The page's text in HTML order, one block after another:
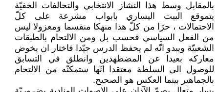
بالمقابل وسط هذا النشاز الانتخابي والتحالفات الخفيّة
يتموقع البيت اليساري بابواب مشرعة على كلّ
الاحتمالات ، حرّا من كلّ هذا منهكا منقسما ومعزولا ليس
من الفعل السياسي فحسب بل ومن الالتحام بالطبقات
الشعبيّة ويبدو انّه لم يحفظ الدرس جيّدا فاختار ان يخوض
معاركه بعيدا عن المضطهدين وانطلق في التسابق
للوصول الى السلطة معتقدا انّها ستمكنّه من الالتحام
بالجماهير بينما العكس هو الصحيح.